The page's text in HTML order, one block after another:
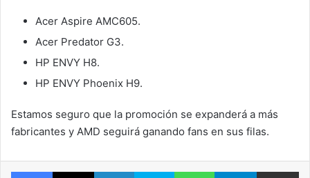
Acer Aspire AMC605.
Acer Predator G3.
HP ENVY H8.
HP ENVY Phoenix H9.
Estamos seguro que la promoción se expanderá a más
fabricantes y AMD seguirá ganando fans en sus filas.
FacebookX LinkedIn Skype WhatsAppTelegram